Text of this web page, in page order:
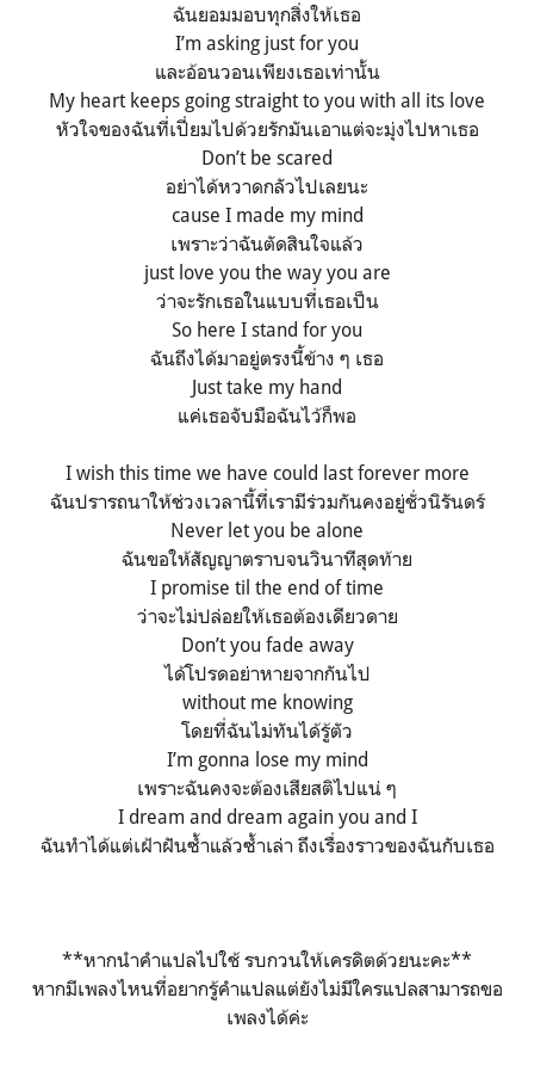
ฉันยอมมอบทุกสิ่งให้เธอ
I’m asking just for you
และอ้อนวอนเพียงเธอเท่านั้น
My heart keeps going straight to you with all its love
หัวใจของฉันที่เปี่ยมไปด้วยรักมันเอาแต่จะมุ่งไปหาเธอ
Don’t be scared
อย่าได้หวาดกลัวไปเลยนะ
cause I made my mind
เพราะว่าฉันตัดสินใจแล้ว
just love you the way you are
ว่าจะรักเธอในแบบที่เธอเป็น
So here I stand for you
ฉันถึงได้มาอยู่ตรงนี้ข้าง ๆ เธอ
Just take my hand
แค่เธอจับมือฉันไว้ก็พอ
I wish this time we have could last forever more
ฉันปรารถนาให้ช่วงเวลานี้ที่เรามีร่วมกันคงอยู่ชั่วนิรันดร์
Never let you be alone
ฉันขอให้สัญญาตราบจนวินาทีสุดท้าย
I promise til the end of time
ว่าจะไม่ปล่อยให้เธอต้องเดียวดาย
Don’t you fade away
ได้โปรดอย่าหายจากกันไป
without me knowing
โดยที่ฉันไม่ทันได้รู้ตัว
I’m gonna lose my mind
เพราะฉันคงจะต้องเสียสติไปแน่ ๆ
I dream and dream again you and I
ฉันทำได้แต่เฝ้าฝันซ้ำแล้วซ้ำเล่า ถึงเรื่องราวของฉันกับเธอ
**หากนำคำแปลไปใช้ รบกวนให้เครดิตด้วยนะคะ**
หากมีเพลงไหนที่อยากรู้คำแปลแต่ยังไม่มีใครแปลสามารถขอ
เพลงได้ค่ะ